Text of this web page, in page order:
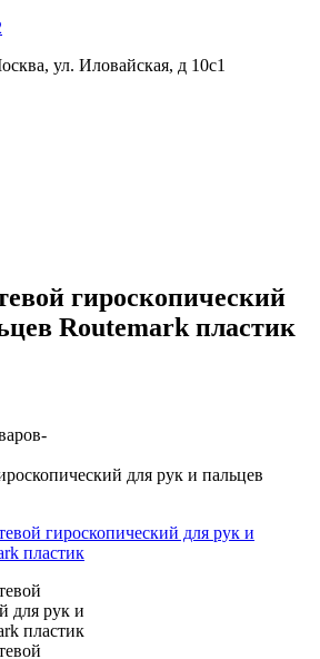
ул. Иловайская, д 10с1
гироскопический
Routemark пластик
-
для рук и пальцев